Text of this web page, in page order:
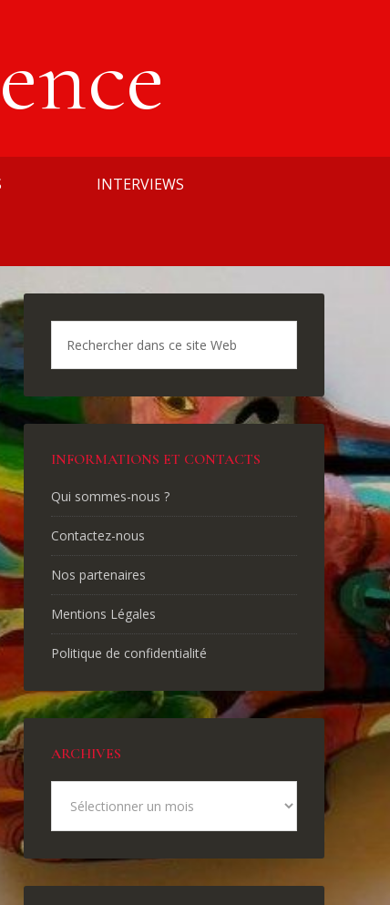
INTERVIEWS
INFORMATIONS ET CONTACTS
Qui sommes-nous ?
Contactez-nous
Nos partenaires
Mentions Légales
Politique de confidentialité
ARCHIVES